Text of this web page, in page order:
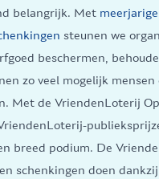
belangrijk. Met
steunen we
beschermen,
zo veel mogelijk
Met de VriendenLoterij
breed podium. De
schenkingen doen